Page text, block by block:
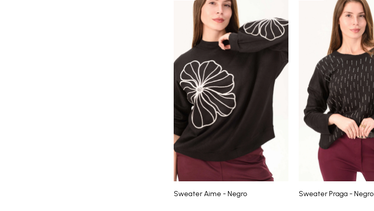
Sweater Aime - Negro Sweater Praga - Negro